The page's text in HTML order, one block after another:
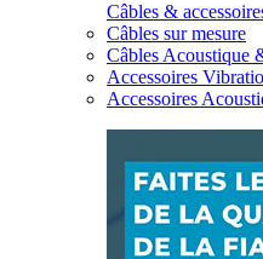
Câbles &
Câbles sur mesure
Câbles Acoustique
Accessoires
Accessoires